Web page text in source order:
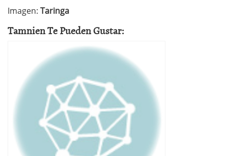
Imagen: Taringa
Tamnien Te Pueden Gustar: